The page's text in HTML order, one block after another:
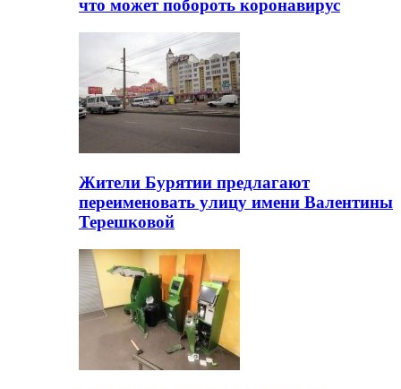
что может побороть коронавирус
Жители Бурятии предлагают
переименовать улицу имени Валентины
Терешковой